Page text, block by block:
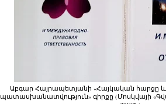
Աբգար Հայրապետյանի «Հայկական հարցը
պատասխանատվություն» գիրքը (Մոսկվայի